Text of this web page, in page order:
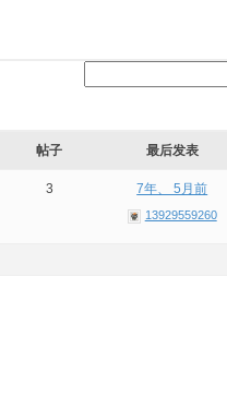
帖子 最后发表
3 7年、 5月前
13929559260